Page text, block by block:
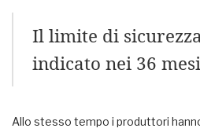
Il limite di
indicato nei 36
Allo stesso tempo i produttori